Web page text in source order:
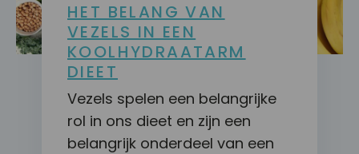
HET BELANG VAN
VEZELS IN EEN
KOOLHYDRAATARM
DIEET
Vezels spelen een belangrijke
rol in ons dieet en zijn een
belangrijk onderdeel van een